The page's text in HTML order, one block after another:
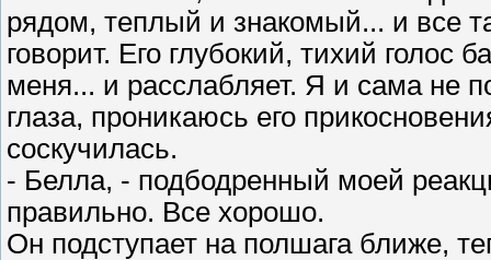
рядом, теплый и знакомый... и все
говорит. Его глубокий, тихий голос
меня... и расслабляет. Я и сама не
глаза, проникаюсь его
соскучилась.
- Белла, - подбодренный моей
правильно. Все хорошо.
Он подступает на полшага ближе,